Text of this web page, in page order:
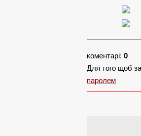
коментарі: 0
Для того щоб
паролем